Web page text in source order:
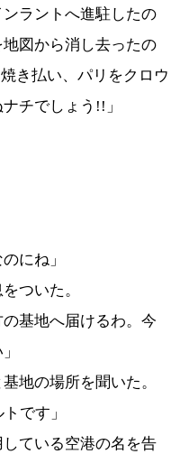
ンラントへ進駐したの
図から消し去ったの
き払い、パリをクロウ
チでしょう!!」
にね」
ついた。
の基地へ届けるわ。今
地の場所を聞いた。
です」
ている空港の名を告